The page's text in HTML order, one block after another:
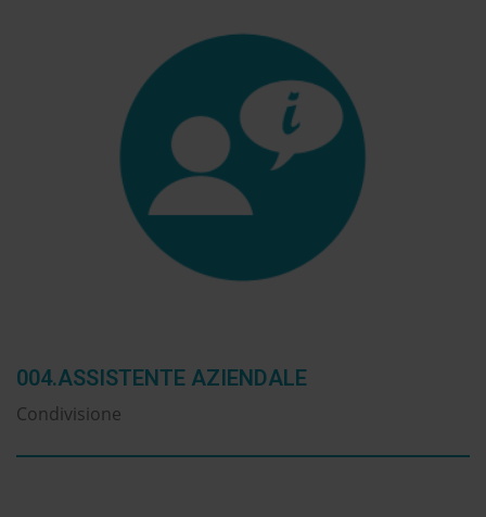
004.ASSISTENTE AZIENDALE
Condivisione